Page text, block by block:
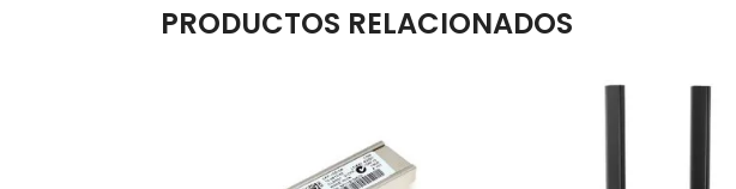
PRODUCTOS RELACIONADOS